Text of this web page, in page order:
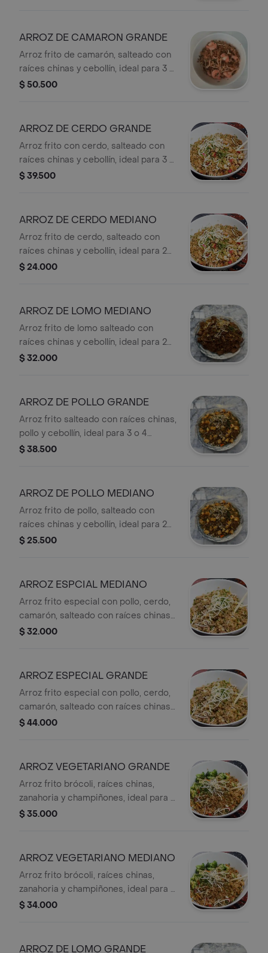
ARROZ DE CAMARON GRANDE
Arroz frito de camarón, salteado con
raíces chinas y cebollín, ideal para 3 o
4 personas.
$ 50.500
ARROZ DE CERDO GRANDE
Arroz frito con cerdo, salteado con
raíces chinas y cebollín, ideal para 3 o
4 personas.
$ 39.500
ARROZ DE CERDO MEDIANO
Arroz frito de cerdo, salteado con
raíces chinas y cebollín, ideal para 2
personas.
$ 24.000
ARROZ DE LOMO MEDIANO
Arroz frito de lomo salteado con
raíces chinas y cebollín, ideal para 2
personas.
$ 32.000
ARROZ DE POLLO GRANDE
Arroz frito salteado con raíces chinas,
pollo y cebollín, ideal para 3 o 4
personas.
$ 38.500
ARROZ DE POLLO MEDIANO
Arroz frito de pollo, salteado con
raíces chinas y cebollín, ideal para 2
personas.
$ 25.500
ARROZ ESPCIAL MEDIANO
Arroz frito especial con pollo, cerdo,
camarón, salteado con raíces chinas y
cebollín, ideal para 2 personas.
$ 32.000
ARROZ ESPECIAL GRANDE
Arroz frito especial con pollo, cerdo,
camarón, salteado con raíces chinas y
cebollín, ideal para 3 o 4 personas.
$ 44.000
ARROZ VEGETARIANO GRANDE
Arroz frito brócoli, raíces chinas,
zanahoria y champiñones, ideal para 3
o 4 personas.
$ 35.000
ARROZ VEGETARIANO MEDIANO
Arroz frito brócoli, raíces chinas,
zanahoria y champiñones, ideal para 2
personas.
$ 34.000
ARROZ DE LOMO GRANDE